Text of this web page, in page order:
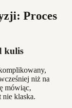
Proces
kulis
niż na
mówiąc,
nie klaska.